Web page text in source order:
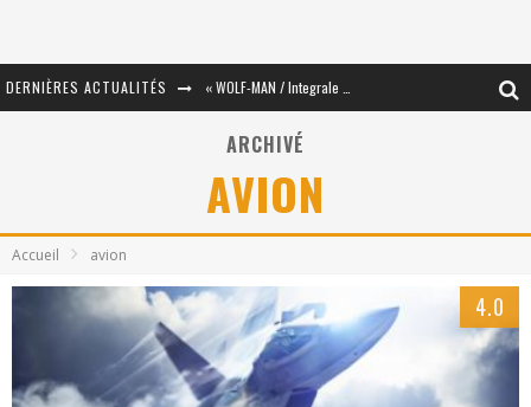
DERNIÈRES ACTUALITÉS
« Le Béton et le Bambou / Propositions pour Mayotte et le Monde. » - Améliorations !
PsyRiver 2026 : la magie revient sur les rives de l’Aar
« MOFUSAND / Parler Japonais » – Des Expressions Pratiques !
ARCHIVÉ
AVION
Accueil avion
4.0